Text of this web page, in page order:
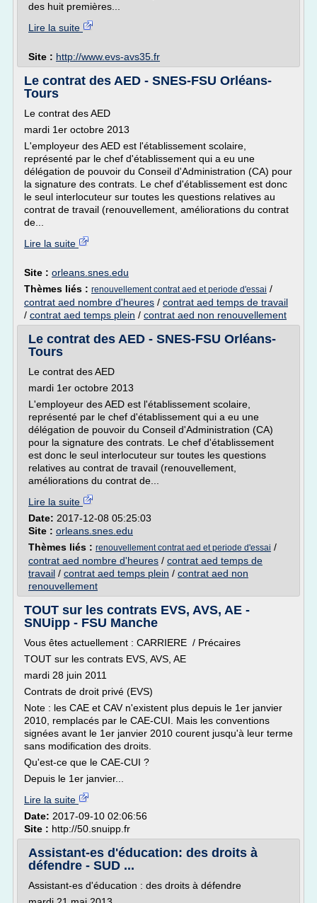
des huit premières...
Lire la suite
Site : http://www.evs-avs35.fr
Le contrat des AED - SNES-FSU Orléans-
Tours
Le contrat des AED
mardi 1er octobre 2013
L'employeur des AED est l'établissement scolaire,
représenté par le chef d'établissement qui a eu une
délégation de pouvoir du Conseil d'Administration (CA) pour
la signature des contrats. Le chef d'établissement est donc
le seul interlocuteur sur toutes les questions relatives au
contrat de travail (renouvellement, améliorations du contrat
de...
Lire la suite
Site : orleans.snes.edu
Thèmes liés : renouvellement contrat aed et periode d'essai /
contrat aed nombre d'heures / contrat aed temps de travail
/ contrat aed temps plein / contrat aed non renouvellement
Le contrat des AED - SNES-FSU Orléans-
Tours
Le contrat des AED
mardi 1er octobre 2013
L'employeur des AED est l'établissement scolaire,
représenté par le chef d'établissement qui a eu une
délégation de pouvoir du Conseil d'Administration (CA)
pour la signature des contrats. Le chef d'établissement
est donc le seul interlocuteur sur toutes les questions
relatives au contrat de travail (renouvellement,
améliorations du contrat de...
Lire la suite
Date: 2017-12-08 05:25:03
Site : orleans.snes.edu
Thèmes liés : renouvellement contrat aed et periode d'essai /
contrat aed nombre d'heures / contrat aed temps de
travail / contrat aed temps plein / contrat aed non
renouvellement
TOUT sur les contrats EVS, AVS, AE -
SNUipp - FSU Manche
Vous êtes actuellement : CARRIERE / Précaires
TOUT sur les contrats EVS, AVS, AE
mardi 28 juin 2011
Contrats de droit privé (EVS)
Note : les CAE et CAV n'existent plus depuis le 1er janvier
2010, remplacés par le CAE-CUI. Mais les conventions
signées avant le 1er janvier 2010 courent jusqu'à leur terme
sans modification des droits.
Qu'est-ce que le CAE-CUI ?
Depuis le 1er janvier...
Lire la suite
Date: 2017-09-10 02:06:56
Site : http://50.snuipp.fr
Assistant-es d'éducation: des droits à
défendre - SUD ...
Assistant-es d'éducation : des droits à défendre